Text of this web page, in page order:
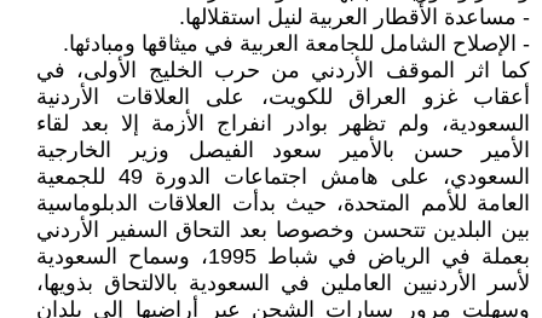
- مساعدة الأقطار العربية لنيل استقلالها.
- الإصلاح الشامل للجامعة العربية في ميثاقها ومبادئها.
كما اثر الموقف الأردني من حرب الخليج الأولى، في
أعقاب غزو العراق للكويت، على العلاقات الأردنية
السعودية، ولم تظهر بوادر انفراج الأزمة إلا بعد لقاء
الأمير حسن بالأمير سعود الفيصل وزير الخارجية
السعودي، على هامش اجتماعات الدورة 49 للجمعية
العامة للأمم المتحدة، حيث بدأت العلاقات الدبلوماسية
بين البلدين تتحسن وخصوصا بعد التحاق السفير الأردني
بعملة في الرياض في شباط 1995، وسماح السعودية
لأسر الأردنيين العاملين في السعودية بالالتحاق بذويها،
وسهلت مرور سيارات الشحن عبر أراضيها إلى بلدان